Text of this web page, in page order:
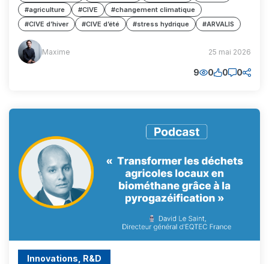
#agriculture
#CIVE
#changement climatique
#CIVE d’hiver
#CIVE d’été #stress hydrique #ARVALIS
Maxime
(MM) Maxime 25 mai 2026
9 0 0 0
Innovations, R&D